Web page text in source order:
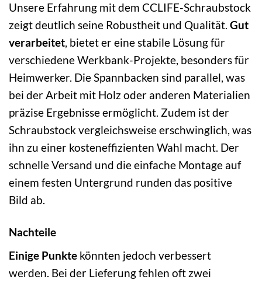
Unsere Erfahrung mit dem CCLIFE-Schraubstock
zeigt deutlich seine Robustheit und Qualität. Gut
verarbeitet, bietet er eine stabile Lösung für
verschiedene Werkbank-Projekte, besonders für
Heimwerker. Die Spannbacken sind parallel, was
bei der Arbeit mit Holz oder anderen Materialien
präzise Ergebnisse ermöglicht. Zudem ist der
Schraubstock vergleichsweise erschwinglich, was
ihn zu einer kosteneffizienten Wahl macht. Der
schnelle Versand und die einfache Montage auf
einem festen Untergrund runden das positive
Bild ab.
Nachteile
Einige Punkte könnten jedoch verbessert
werden. Bei der Lieferung fehlen oft zwei